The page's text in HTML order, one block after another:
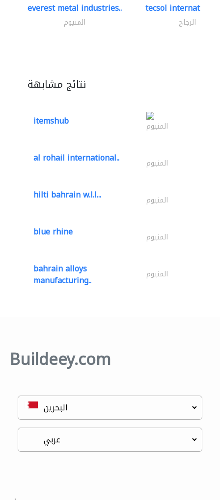
everest metal industries..
المنيوم
tecsol
الزجاج
نتائج مشابهة
itemshub المنيوم
al rohail international.. المنيوم
hilti bahrain w.l.l... المنيوم
blue rhine المنيوم
bahrain alloys
manufacturing.. المنيوم
Buildeey.com